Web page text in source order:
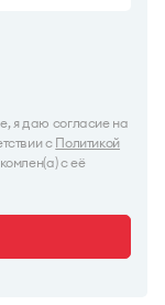
я даю согласие на
с Политикой
с её